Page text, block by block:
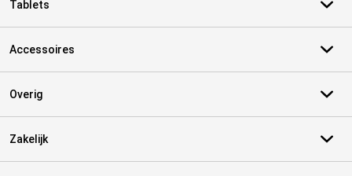
Tablets
Accessoires
Overig
Zakelijk